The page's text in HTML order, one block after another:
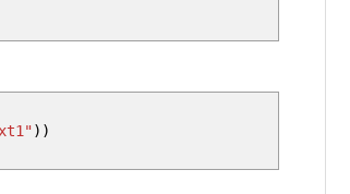
))